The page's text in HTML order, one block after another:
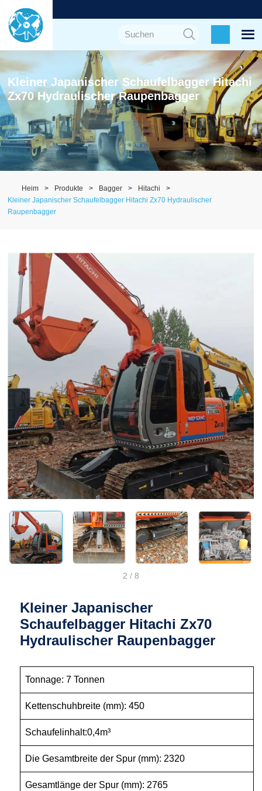
Kleiner Japanischer Schaufelbagger Hitachi
Zx70 Hydraulischer Raupenbagger
Heim Produkte Bagger
Hitachi
Kleiner Japanischer Schaufelbagger Hitachi Zx70 Hydraulischer
Raupenbagger
2 / 8
Kleiner Japanischer
Schaufelbagger Hitachi Zx70
Hydraulischer Raupenbagger
Tonnage: 7 Tonnen
Kettenschuhbreite (mm): 450
Schaufelinhalt:0,4m³
Die Gesamtbreite der Spur (mm): 2320
Gesamtlänge der Spur (mm): 2765